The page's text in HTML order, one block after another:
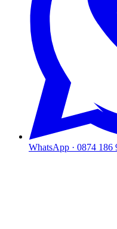
WhatsApp · 0874 186